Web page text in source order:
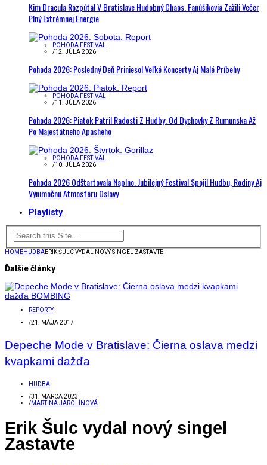
Kim Dracula Rozpútal V Bratislave Hudobný Chaos. Fanúšikovia Zažili Večer
Plný Extrémnej Energie
POHODA FESTIVAL
/12. JÚLA 2026
Pohoda 2026: Posledný Deň Priniesol Veľké Koncerty Aj Malé Príbehy
POHODA FESTIVAL
/11. JÚLA 2026
Pohoda 2026: Piatok Patril Radosti Z Hudby. Od Dychovky Z Rumunska Až
Po Majestátneho Apasheho
POHODA FESTIVAL
/10. JÚLA 2026
Pohoda 2026 Odštartovala Naplno. Jubilejný Festival Spojil Hudbu, Rodiny Aj
Výnimočnú Atmosféru Oslavy
Playlisty
HOMEHUDBAERIK ŠULC VYDAL NOVÝ SINGEL ZASTAVTE
Ďalšie články
REPORTY
/21. MÁJA 2017
Depeche Mode v Bratislave: Čierna oslava medzi
kvapkami dažďa
HUDBA
/31. MARCA 2023
/MARTINA JAROLÍNOVÁ
Erik Šulc vydal nový singel
Zastavte